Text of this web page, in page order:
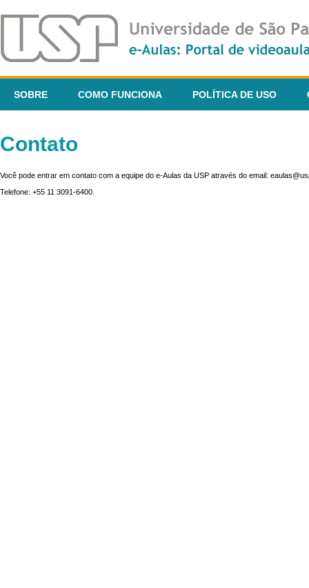
SOBRE COMO FUNCIONA POLÍTICA DE USO
Contato
Você pode entrar em contato com a equipe do e-Aulas da USP através do email:
Telefone: +55 11 3091-6400.